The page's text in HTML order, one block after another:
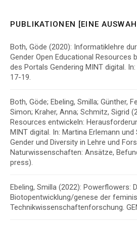
PUBLIKATIONEN [EINE
Both, Göde (2020): Informatiklehre
Gender Open Educational Resources
des Portals Gendering MINT digital. In:
17-19.
Both, Göde; Ebeling, Smilla; Günther,
Simon; Kraher, Anna; Schmitz, Sigrid
Resources entwickeln:
MINT digital. In: Martina Erlemann und
Gender und Diversity in Lehre und
Naturwissenschaften: Ansätze,
press).
Ebeling, Smilla (2022): Powerflowers:
Biotopentwicklung/genese der
Technikwissenschaftenforschung.